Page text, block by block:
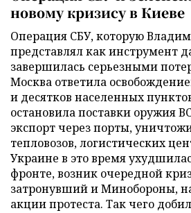
новому кризису в Киеве
Операция СБУ, которую
представлял как инструмент
завершилась серьезными
Москва ответила
и десятков населенных
остановила поставки оружия
экспорт через порты,
тепловозов, логистических
Украине в это время
фронте, возник очередной
затронувший и Минобороны,
акции протеста. Так чего